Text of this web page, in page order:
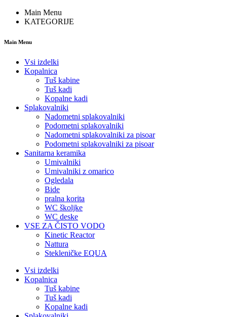
Main Menu
KATEGORIJE
Main Menu
Vsi izdelki
Kopalnica
Tuš kabine
Tuš kadi
Kopalne kadi
Splakovalniki
Nadometni splakovalniki
Podometni splakovalniki
Nadometni splakovalniki za pisoar
Podometni splakovalniki za pisoar
Sanitarna keramika
Umivalniki
Umivalniki z omarico
Ogledala
Bide
pralna korita
WC školjke
WC deske
VSE ZA ČISTO VODO
Kinetic Reactor
Nattura
Stekleničke EQUA
Vsi izdelki
Kopalnica
Tuš kabine
Tuš kadi
Kopalne kadi